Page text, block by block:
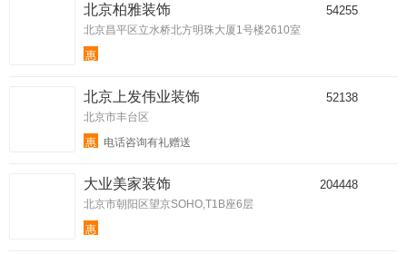
北京柏雅装饰 54255
北京昌平区立水桥北方明珠大厦1号楼2610室
惠
北京上发伟业装饰 52138
北京市丰台区
惠
电话咨询有礼赠送
大业美家装饰 204448
北京市朝阳区望京SOHO,T1B座6层
惠